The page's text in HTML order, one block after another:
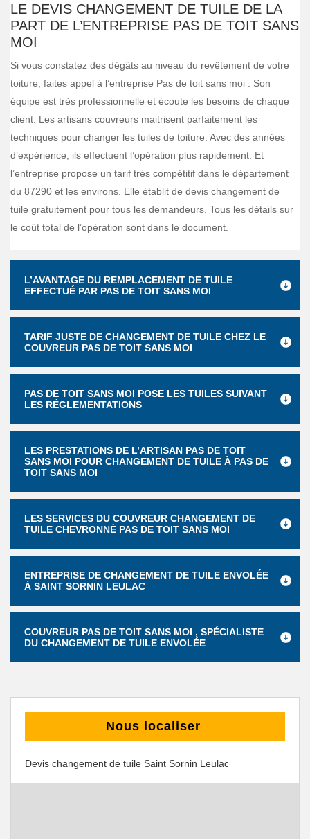
LE DEVIS CHANGEMENT DE TUILE DE LA
PART DE L’ENTREPRISE PAS DE TOIT SANS
MOI
Si vous constatez des dégâts au niveau du revêtement de votre
toiture, faites appel à l’entreprise Pas de toit sans moi . Son
équipe est très professionnelle et écoute les besoins de chaque
client. Les artisans couvreurs maitrisent parfaitement les
techniques pour changer les tuiles de toiture. Avec des années
d’expérience, ils effectuent l’opération plus rapidement. Et
l’entreprise propose un tarif très compétitif dans le département
du 87290 et les environs. Elle établit de devis changement de
tuile gratuitement pour tous les demandeurs. Tous les détails sur
le coût total de l’opération sont dans le document.
L’AVANTAGE DU REMPLACEMENT DE TUILE
EFFECTUÉ PAR PAS DE TOIT SANS MOI
TARIF JUSTE DE CHANGEMENT DE TUILE CHEZ LE
COUVREUR PAS DE TOIT SANS MOI
PAS DE TOIT SANS MOI POSE LES TUILES SUIVANT
LES RÉGLEMENTATIONS
LES PRESTATIONS DE L’ARTISAN PAS DE TOIT
SANS MOI POUR CHANGEMENT DE TUILE À PAS DE
TOIT SANS MOI
LES SERVICES DU COUVREUR CHANGEMENT DE
TUILE CHEVRONNÉ PAS DE TOIT SANS MOI
ENTREPRISE DE CHANGEMENT DE TUILE ENVOLÉE
À SAINT SORNIN LEULAC
COUVREUR PAS DE TOIT SANS MOI , SPÉCIALISTE
DU CHANGEMENT DE TUILE ENVOLÉE
Nous localiser
Devis changement de tuile Saint Sornin Leulac